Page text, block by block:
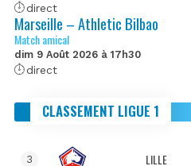
direct
Marseille – Athletic Bilbao
Match amical
dim 9 Août 2026 à 17h30
direct
CLASSEMENT LIGUE 1
3 LILLE